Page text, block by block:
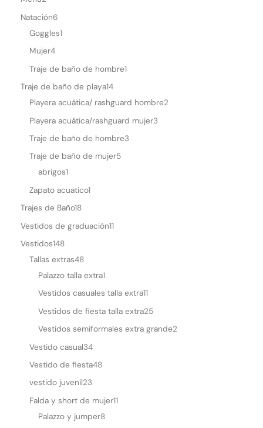
p
p
Natación6
Goggles1
Mujer4
Traje de baño de hombre1
Traje de baño de playa14
Playera acuática/ rashguard hombre2
Playera acuática/rashguard mujer3
Traje de baño de hombre3
Traje de baño de mujer5
abrigos1
Zapato acuatico1
Trajes de Baño18
Vestidos de graduación11
Vestidos148
Tallas extras48
Palazzo talla extra1
Vestidos casuales talla extra11
Vestidos de fiesta talla extra25
Vestidos semiformales extra grande2
Vestido casual34
Vestido de fiesta48
vestido juvenil23
Falda y short de mujer11
Palazzo y jumper8